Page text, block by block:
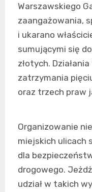
Warszawskiego
zaangażowania,
i ukarano
sumującymi się
złotych.
zatrzymania
oraz trzech praw
Organizowanie
miejskich ulicach
dla
drogowego.
udział w takich